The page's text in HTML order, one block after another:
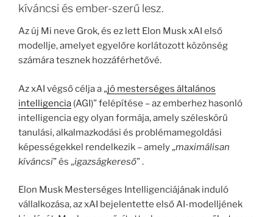
kíváncsi és ember-szerű lesz.
Az új Mi neve Grok, és ez lett Elon Musk xAI első
modellje, amelyet egyelőre korlátozott közönség
számára tesznek hozzáférhetővé.
Az xAI végső célja a „jó mesterséges általános
intelligencia (AGI)” felépítése – az emberhez hasonló
intelligencia egy olyan formája, amely széleskörű
tanulási, alkalmazkodási és problémamegoldási
képességekkel rendelkezik – amely „maximálisan
kíváncsi” és „igazságkereső” .
Elon Musk Mesterséges Intelligenciájának induló
vállalkozása, az xAI bejelentette első AI-modelljének